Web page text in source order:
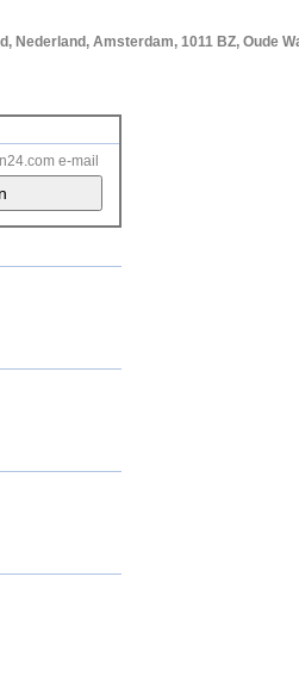
Nederland, Amsterdam, 1011 BZ, Oude
e-mail